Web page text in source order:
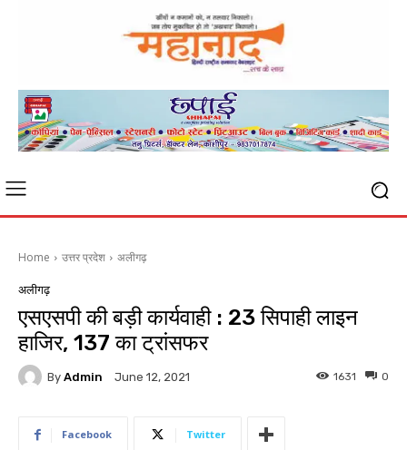
Home उत्तर प्रदेश अलीगढ़
अलीगढ़
एसएसपी की बड़ी कार्यवाही : 23 सिपाही लाइन
हाजिर, 137 का ट्रांसफर
By Admin June 12, 2021 0
1631
Facebook Twitter